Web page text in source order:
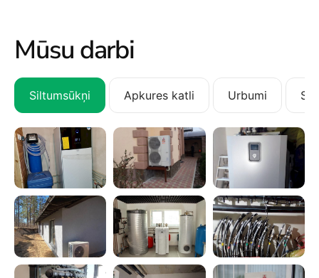
Mūsu darbi
Siltumsūkņi Apkures katli Urbumi